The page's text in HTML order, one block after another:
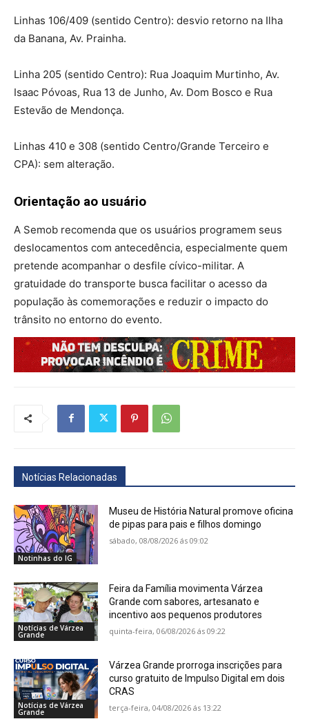
Linhas 106/409 (sentido Centro): desvio retorno na Ilha
da Banana, Av. Prainha.
Linha 205 (sentido Centro): Rua Joaquim Murtinho, Av.
Isaac Póvoas, Rua 13 de Junho, Av. Dom Bosco e Rua
Estevão de Mendonça.
Linhas 410 e 308 (sentido Centro/Grande Terceiro e
CPA): sem alteração.
Orientação ao usuário
A Semob recomenda que os usuários programem seus
deslocamentos com antecedência, especialmente quem
pretende acompanhar o desfile cívico-militar. A
gratuidade do transporte busca facilitar o acesso da
população às comemorações e reduzir o impacto do
trânsito no entorno do evento.
Notícias Relacionadas
Notinhas do IG
Museu de História Natural promove oficina
de pipas para pais e filhos domingo
sábado, 08/08/2026 ás 09:02
Notícias de Várzea
Grande
Feira da Família movimenta Várzea
Grande com sabores, artesanato e
incentivo aos pequenos produtores
quinta-feira, 06/08/2026 ás 09:22
Notícias de Várzea
Grande
Várzea Grande prorroga inscrições para
curso gratuito de Impulso Digital em dois
CRAS
terça-feira, 04/08/2026 ás 13:22